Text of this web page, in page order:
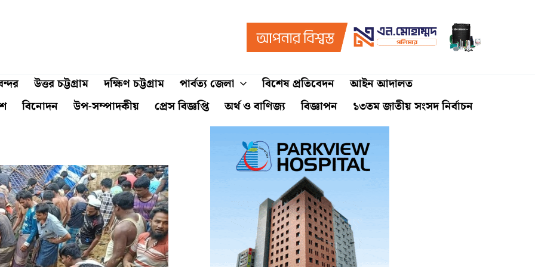
উত্তর চট্টগ্রাম দক্ষিণ চট্টগ্রাম পার্বত্য জেলা বিশেষ প্রতিবেদন
আইন আদালত
বিনোদন উপ-সম্পাদকীয় প্রেস বিজ্ঞপ্তি অর্থ ও বাণিজ্য বিজ্ঞাপন ১৩তম জাতীয় সংসদ নির্বাচন